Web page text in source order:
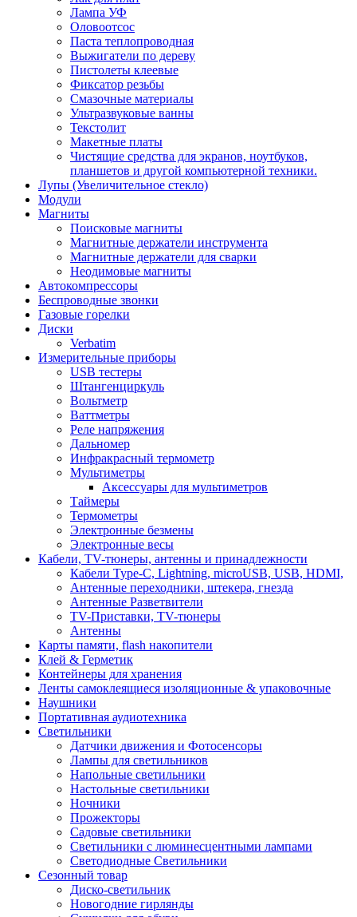
Лампа УФ
Оловоотсос
Паста теплопроводная
Выжигатели по дереву
Пистолеты клеевые
Фиксатор резьбы
Смазочные материалы
Ультразвуковые ванны
Текстолит
Макетные платы
Чистящие средства для экранов, ноутбуков,
планшетов и другой компьютерной техники.
Лупы (Увеличительное стекло)
Модули
Магниты
Поисковые магниты
Магнитные держатели инструмента
Магнитные держатели для сварки
Неодимовые магниты
Автокомпрессоры
Беспроводные звонки
Газовые горелки
Диски
Verbatim
Измерительные приборы
USB тестеры
Штангенциркуль
Вольтметр
Ваттметры
Реле напряжения
Дальномер
Инфракрасный термометр
Мультиметры
Аксессуары для мультиметров
Таймеры
Термометры
Электронные безмены
Электронные весы
Кабели, TV-тюнеры, антенны и принадлежности
Кабели Type-C, Lightning, microUSB, USB, HDMI,
Антенные переходники, штекера, гнезда
Антенные Разветвители
TV-Приставки, TV-тюнеры
Антенны
Карты памяти, flash накопители
Клей & Герметик
Контейнеры для хранения
Ленты самоклеящиеся изоляционные & упаковочные
Наушники
Портативная аудиотехника
Светильники
Датчики движения и Фотосенсоры
Лампы для светильников
Напольные светильники
Настольные светильники
Ночники
Прожекторы
Садовые светильники
Светильники с люминесцентными лампами
Светодиодные Светильники
Сезонный товар
Диско-светильник
Новогодние гирлянды